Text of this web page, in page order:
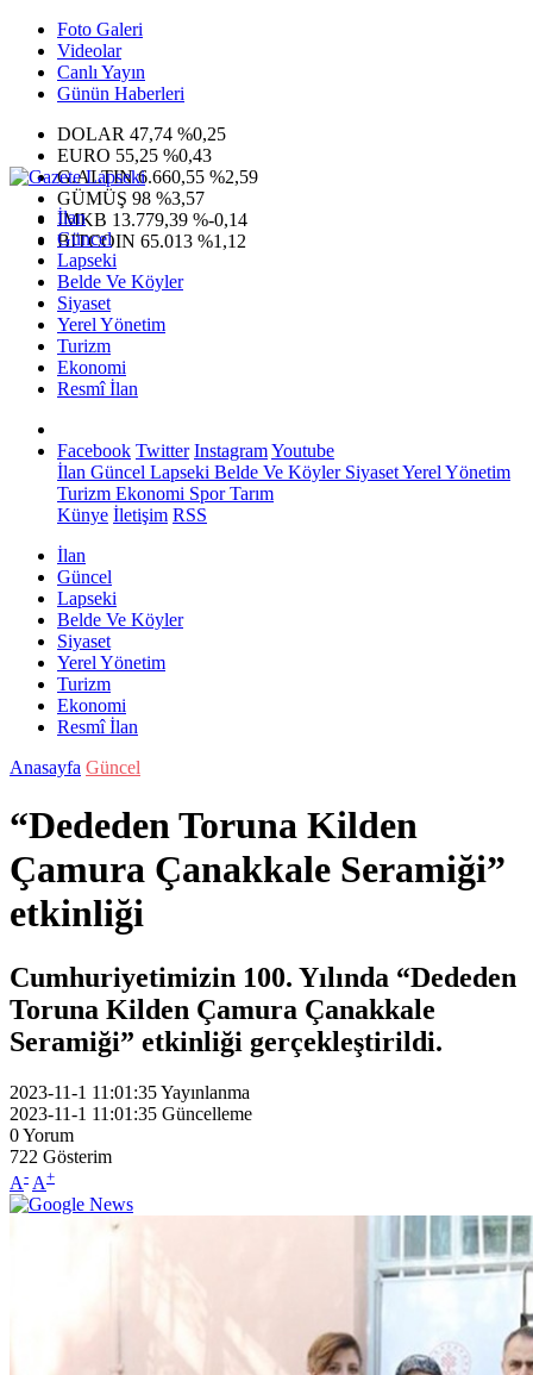
Foto Galeri
Videolar
Canlı Yayın
Günün Haberleri
DOLAR 47,74 %0,25
EURO 55,25 %0,43
G.ALTIN6.660,55 %2,59
GÜMÜŞ 98 %3,57
IMKB 13.779,39 %-0,14
BITCOIN 65.013 %1,12
İlan
Güncel
Lapseki
Belde Ve Köyler
Siyaset
Yerel Yönetim
Turizm
Ekonomi
Resmî İlan
Facebook Twitter InstagramYoutube
İlan Güncel Lapseki Belde Ve KöylerSiyasetYerel Yönetim
Turizm Ekonomi SporTarım
Künye İletişim RSS
İlan
Güncel
Lapseki
Belde Ve Köyler
Siyaset
Yerel Yönetim
Turizm
Ekonomi
Resmî İlan
Anasayfa Güncel
“Dededen Toruna Kilden
Çamura Çanakkale Seramiği”
etkinliği
Cumhuriyetimizin 100. Yılında “Dededen
Toruna Kilden Çamura Çanakkale
Seramiği” etkinliği gerçekleştirildi.
2023-11-1 11:01:35Yayınlanma
2023-11-1 11:01:35 Güncelleme
0Yorum
722 Gösterim
A- A+